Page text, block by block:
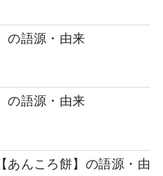
の語源・由来
の語源・由来
あんころ餅】の語源・由